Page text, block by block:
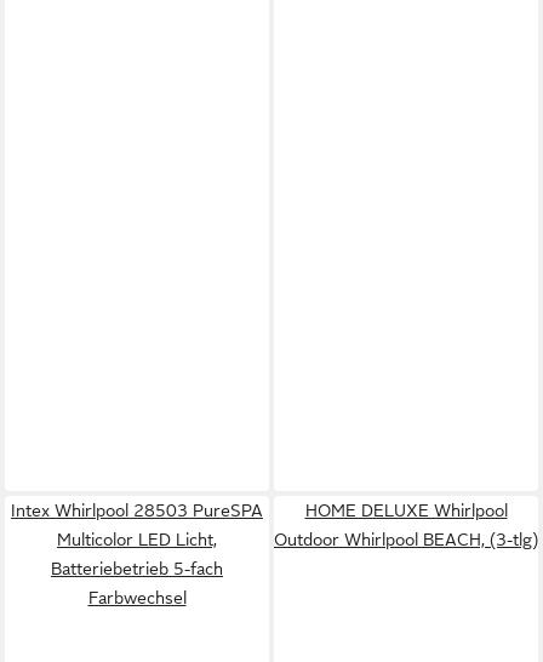
Intex Whirlpool 28503 PureSPA
Multicolor LED Licht,
Batteriebetrieb 5-fach
Farbwechsel
HOME DELUXE Whirlpool
Outdoor Whirlpool BEACH, (3-tlg)